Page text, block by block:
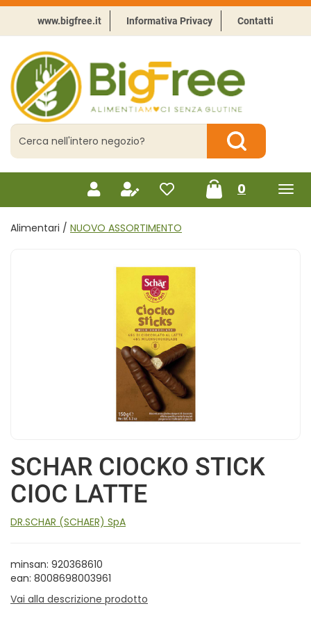
Passa
contenuto
principale
www.bigfree.it Informativa Privacy Contatti
BigFree
-
Punto
celiachia
Cerca
Prodotto
Cerca Prodotto
0prodotti
inseriti
Alimentari / NUOVO ASSORTIMENTO
SCHAR CIOCKO STICK
CIOC LATTE
DR.SCHAR (SCHAER) SpA
minsan: 920368610
ean: 8008698003961
Vai alla descrizione prodotto